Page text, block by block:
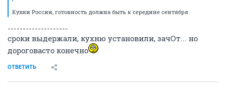
Кухни России, готовность должна быть к середине сентября
--------------------
сроки выдержали, кухню установили, зачОт... но
дороговасто конечно
ОТВЕТИТЬ